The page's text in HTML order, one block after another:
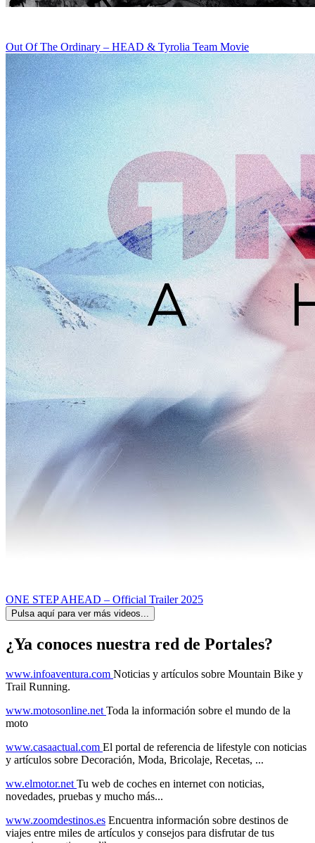
Out Of The Ordinary – HEAD & Tyrolia Team Movie
ONE STEP AHEAD – Official Trailer 2025
Pulsa aquí para ver más videos...
¿Ya conoces nuestra red de Portales?
www.infoaventura.com Noticias y artículos sobre Mountain Bike y
Trail Running.
www.motosonline.net Toda la información sobre el mundo de la
moto
www.casaactual.com El portal de referencia de lifestyle con noticias
y artículos sobre Decoración, Moda, Bricolaje, Recetas, ...
ww.elmotor.net Tu web de coches en internet con noticias,
novedades, pruebas y mucho más...
www.zoomdestinos.es Encuentra información sobre destinos de
viajes entre miles de artículos y consejos para disfrutar de tus